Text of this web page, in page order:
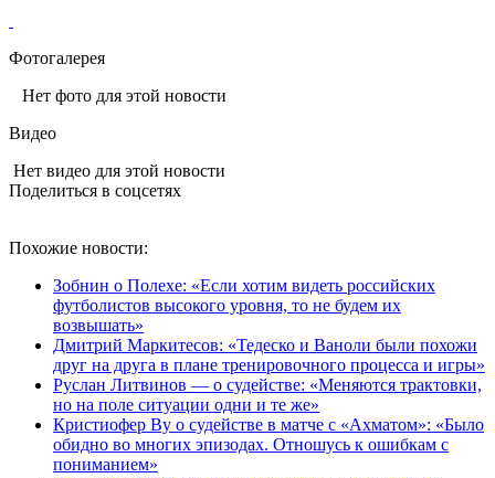
Фотогалерея
Нет фото для этой новости
Видео
Нет видео для этой новости
Поделиться в соцсетях
Похожие новости:
Зобнин о Полехе: «Если хотим видеть российских
футболистов высокого уровня, то не будем их
возвышать»
Дмитрий Маркитесов: «Тедеско и Ваноли были похожи
друг на друга в плане тренировочного процесса и игры»
Руслан Литвинов — о судействе: «Меняются трактовки,
но на поле ситуации одни и те же»
Кристиофер Ву о судействе в матче с «Ахматом»: «Было
обидно во многих эпизодах. Отношусь к ошибкам с
пониманием»